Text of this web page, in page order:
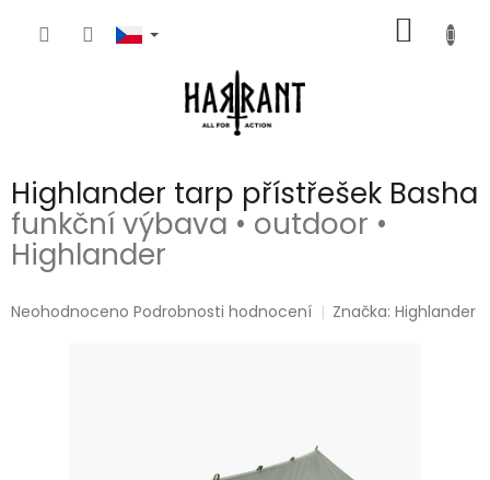
KOŠÍK
Highlander tarp přístřešek Basha
funkční výbava • outdoor •
Highlander
Průměrné
Neohodnoceno Podrobnosti hodnocení Značka:Highlander